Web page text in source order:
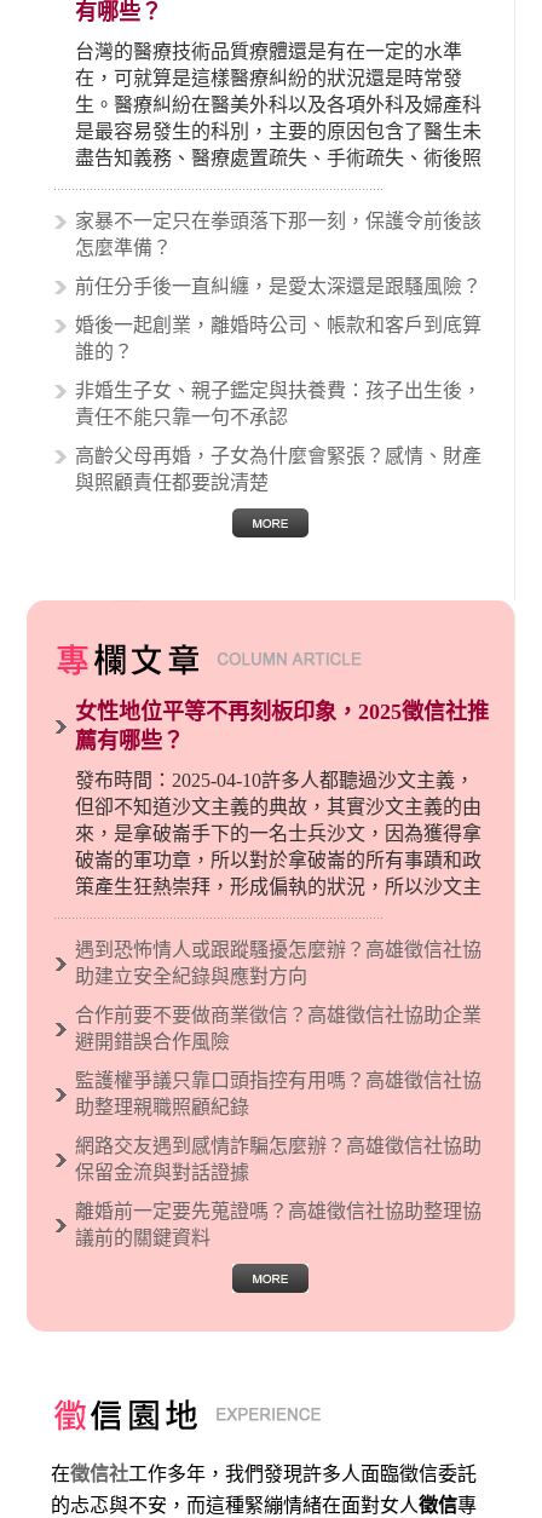
有哪些？
台灣的醫療技術品質療體還是有在一定的水準
在，可就算是這樣醫療糾紛的狀況還是時常發
生。醫療糾紛在醫美外科以及各項外科及婦產科
是最容易發生的科別，主要的原因包含了醫生未
盡告知義務、醫療處置疏失、手術疏失、術後照
顧失當、醫療費用的收取。雖然醫學進步，但醫
生與病患之間引起的糾紛還是經常發生。很多案
例中最後都走向訴訟流程，我們如果不幸遇到相
的內容其實非常多，有些案例…
家暴不一定只在拳頭落下那一刻，保護令前後該
怎麼準備？
前任分手後一直糾纏，是愛太深還是跟騷風險？
婚後一起創業，離婚時公司、帳款和客戶到底算
誰的？
非婚生子女、親子鑑定與扶養費：孩子出生後，
責任不能只靠一句不承認
高齡父母再婚，子女為什麼會緊張？感情、財產
與照顧責任都要說清楚
女性地位平等不再刻板印象，2025徵信社推
薦有哪些？
發布時間：2025-04-10許多人都聽過沙文主義，
但卻不知道沙文主義的典故，其實沙文主義的由
來，是拿破崙手下的一名士兵沙文，因為獲得拿
破崙的軍功章，所以對於拿破崙的所有事蹟和政
策產生狂熱崇拜，形成偏執的狀況，所以沙文主
義後來就被拿來暗指偏見和歧視，而且有沙文主
義傾向的人，通常對於自己的國家和民族有超強
烈的卓越感，因而瞧不起其他國家的人，所以沙
現了男性沙文…
遇到恐怖情人或跟蹤騷擾怎麼辦？高雄徵信社協
助建立安全紀錄與應對方向
合作前要不要做商業徵信？高雄徵信社協助企業
避開錯誤合作風險
監護權爭議只靠口頭指控有用嗎？高雄徵信社協
助整理親職照顧紀錄
網路交友遇到感情詐騙怎麼辦？高雄徵信社協助
保留金流與對話證據
離婚前一定要先蒐證嗎？高雄徵信社協助整理協
議前的關鍵資料
在徵信社工作多年，我們發現許多人面臨徵信委託
的忐忑與不安，而這種緊繃情緒在面對女人徵信專